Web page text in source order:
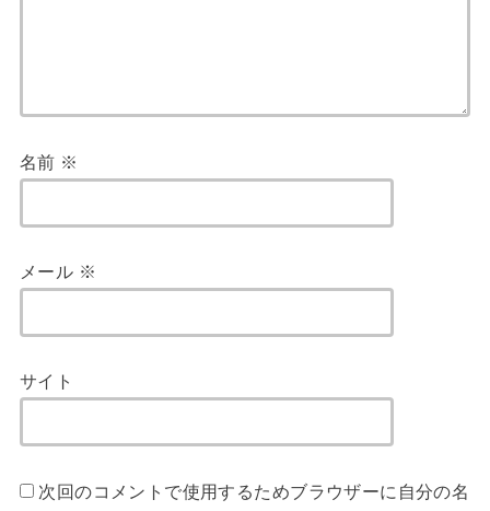
名前 ※
メール ※
サイト
次回のコメントで使用するためブラウザーに自分の名